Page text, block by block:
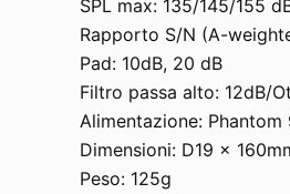
SPL max: 135/145/155
Rapporto S/N (A-
Pad: 10dB, 20 dB
Filtro passa alto: 12dB/
Alimentazione: Phantom
Dimensioni: D19 x
Peso: 125g